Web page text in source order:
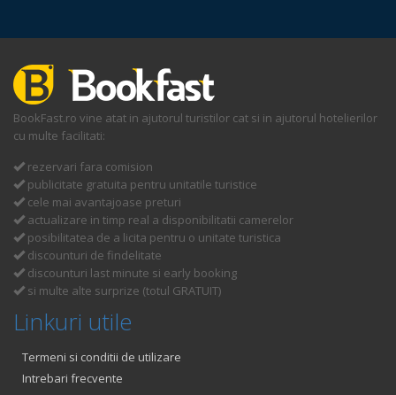
BookFast.ro vine atat in ajutorul turistilor cat si in ajutorul hotelierilor
cu multe facilitati:
rezervari fara comision
publicitate gratuita pentru unitatile turistice
cele mai avantajoase preturi
actualizare in timp real a disponibilitatii camerelor
posibilitatea de a licita pentru o unitate turistica
discounturi de findelitate
discounturi last minute si early booking
si multe alte surprize (totul GRATUIT)
Linkuri utile
Termeni si conditii de utilizare
Intrebari frecvente